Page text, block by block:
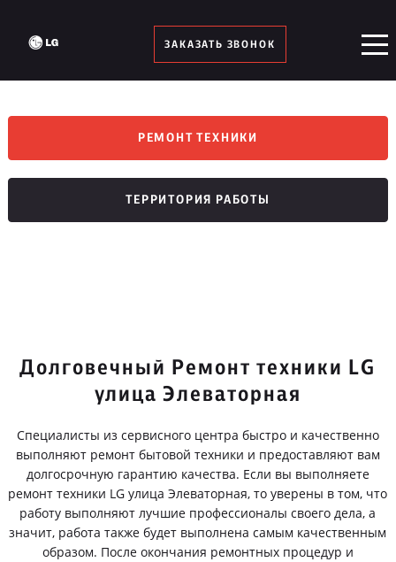
ЗАКАЗАТЬ ЗВОНОК
РЕМОНТ ТЕХНИКИ
ТЕРРИТОРИЯ РАБОТЫ
Долговечный Ремонт техники LG
улица Элеваторная
Специалисты из сервисного центра быстро и качественно
выполняют ремонт бытовой техники и предоставляют вам
долгосрочную гарантию качества. Если вы выполняете
ремонт техники LG улица Элеваторная, то уверены в том, что
работу выполняют лучшие профессионалы своего дела, а
значит, работа также будет выполнена самым качественным
образом. После окончания ремонтных процедур и